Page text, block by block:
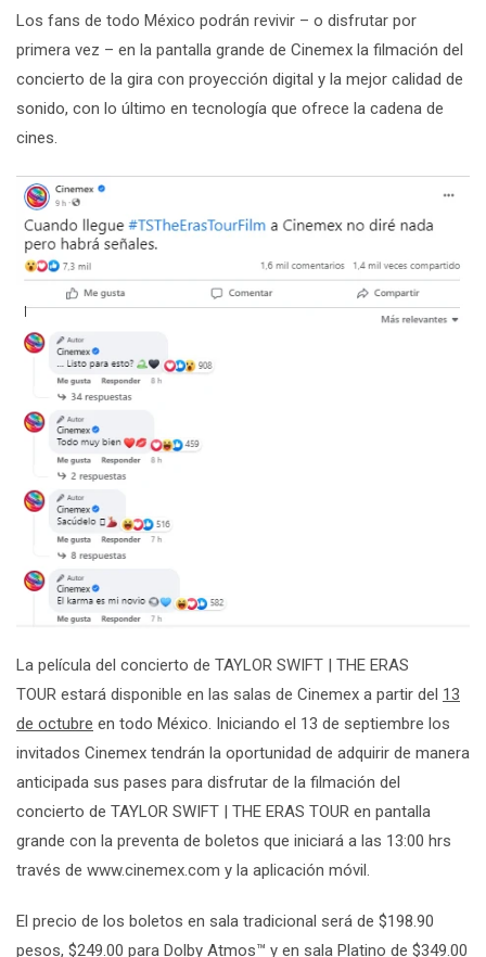
Los fans de todo México podrán revivir – o disfrutar por
primera vez – en la pantalla grande de Cinemex la filmación del
concierto de la gira con proyección digital y la mejor calidad de
sonido, con lo último en tecnología que ofrece la cadena de
cines.
La película del concierto de TAYLOR SWIFT | THE ERAS
TOUR estará disponible en las salas de Cinemex a partir del 13
de octubre en todo México. Iniciando el 13 de septiembre los
invitados Cinemex tendrán la oportunidad de adquirir de manera
anticipada sus pases para disfrutar de la filmación del
concierto de TAYLOR SWIFT | THE ERAS TOUR en pantalla
grande con la preventa de boletos que iniciará a las 13:00 hrs
través de www.cinemex.com y la aplicación móvil.
El precio de los boletos en sala tradicional será de $198.90
pesos, $249.00 para Dolby Atmos™ y en sala Platino de $349.00